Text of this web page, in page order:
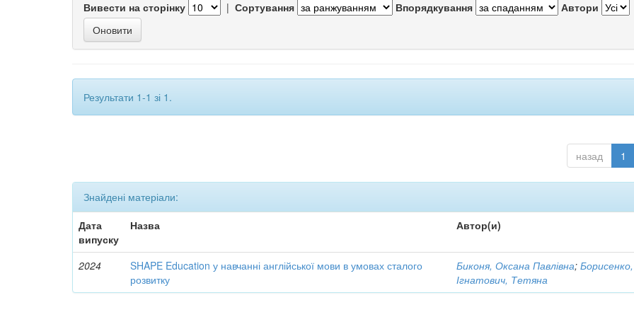
Вивести на сторінку | Сортування Впорядкування Автори
Результати 1-1 зі 1.
назад 1
Знайдені матеріали:
Дата
випуску
Назва Автор(и)
2024
SHAPE Education у навчанні англійської мови в умовах сталого
розвитку
Биконя, Оксана Павлівна;
Ігнатович, Тетяна